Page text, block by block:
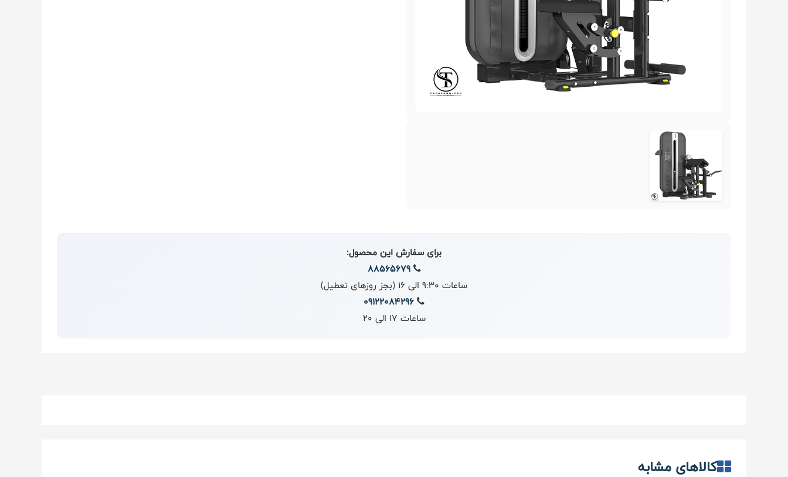
برای سفارش این محصول:
88565679
ساعات 9:30 الی 16 (بجز روزهای تعطیل)
09122084296
ساعات 17 الی 20
کالاهای مشابه